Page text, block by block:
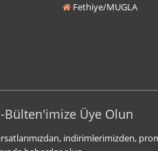
Fethiye/MUGLA
Bülten'imize Üye Olun
indirimlerimizden,